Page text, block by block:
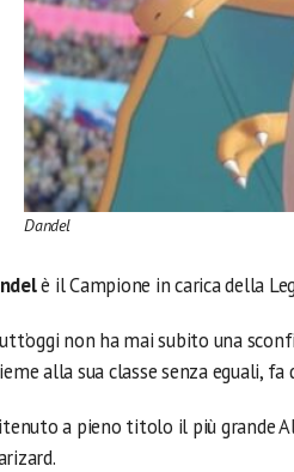
Dandel
è il Campione in carica della
non ha mai subito una
alla sua classe senza eguali,
a pieno titolo il più grande